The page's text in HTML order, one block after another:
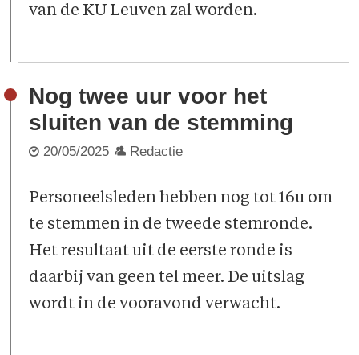
van de KU Leuven zal worden.
Nog twee uur voor het
sluiten van de stemming
20/05/2025 Redactie
Personeelsleden hebben nog tot 16u om
te stemmen in de tweede stemronde.
Het resultaat uit de eerste ronde is
daarbij van geen tel meer. De uitslag
wordt in de vooravond verwacht.